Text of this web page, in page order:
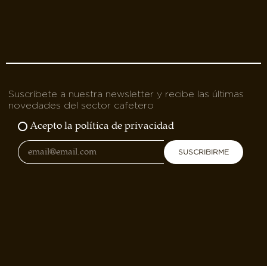
Suscríbete a nuestra newsletter y recibe las últimas
novedades del sector cafetero
Acepto la política de privacidad
SUSCRIBIRME